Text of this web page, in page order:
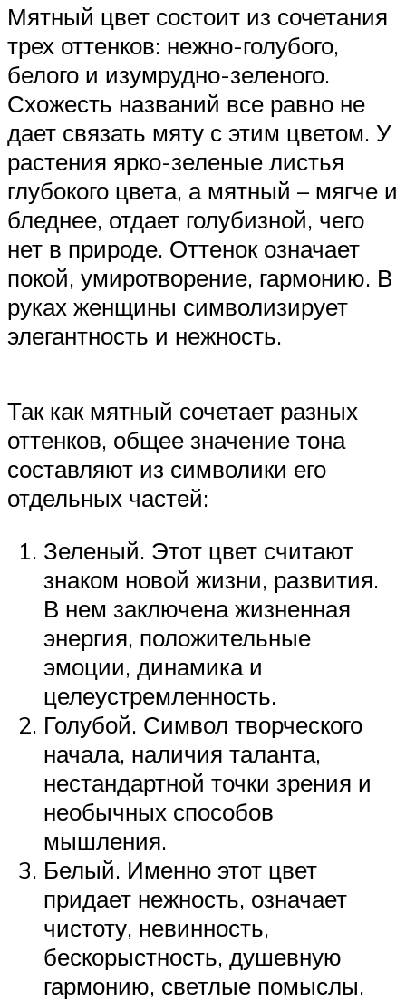
Мятный цвет состоит из сочетания
трех оттенков: нежно-голубого,
белого и изумрудно-зеленого.
Схожесть названий все равно не
дает связать мяту с этим цветом. У
растения ярко-зеленые листья
глубокого цвета, а мятный – мягче и
бледнее, отдает голубизной, чего
нет в природе. Оттенок означает
покой, умиротворение, гармонию. В
руках женщины символизирует
элегантность и нежность.
Так как мятный сочетает разных
оттенков, общее значение тона
составляют из символики его
отдельных частей:
Зеленый. Этот цвет считают
знаком новой жизни, развития.
В нем заключена жизненная
энергия, положительные
эмоции, динамика и
целеустремленность.
Голубой. Символ творческого
начала, наличия таланта,
нестандартной точки зрения и
необычных способов
мышления.
Белый. Именно этот цвет
придает нежность, означает
чистоту, невинность,
бескорыстность, душевную
гармонию, светлые помыслы.